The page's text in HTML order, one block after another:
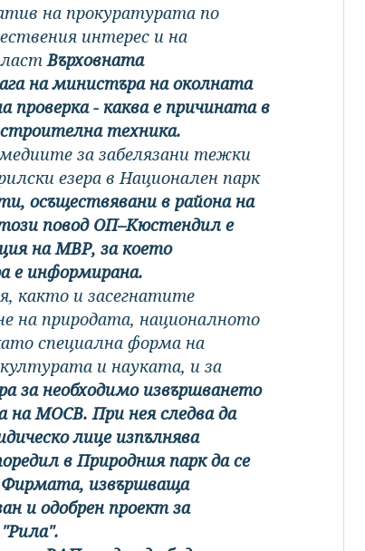
на прокуратурата по
интерес и на
Върховната
на министъра на околната
проверка - каква е причината в
техника.
за забелязани тежки
езера в Национален парк
осъществявани в района на
този повод ОП–Кюстендил е
на МВР, за което
е информирана.
както и засегнатите
на природата, националното
специална форма на
и науката, и за
за необходимо извършването
МОСВ. При нея следва да
лице изпълнява
в Природния парк да се
Фирмата, извършваща
и одобрен проект за